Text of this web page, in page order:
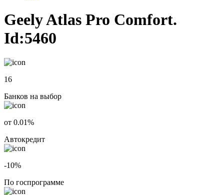
Geely Atlas Pro Comfort.
Id:5460
16
Банков на выбор
от 0.01%
Автокредит
-10%
По госпрограмме